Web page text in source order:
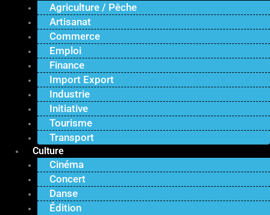
Agriculture / Pêche
Artisanat
Commerce
Emploi
Finance
Import Export
Industrie
Initiative
Tourisme
Transport
Culture
Cinéma
Concert
Danse
Édition